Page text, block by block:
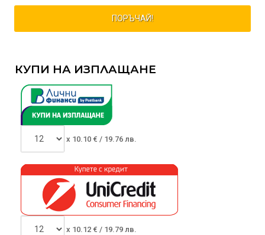
ПОРЪЧАЙ!
КУПИ НА ИЗПЛАЩАНЕ
x 10.10 € / 19.76 лв.
x 10.12 € / 19.79 лв.